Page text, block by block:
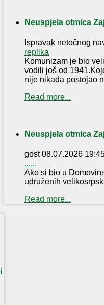
Neuspjela otmica
Ispravak netočnog
replika
Komunizam je bio
vodili još od
nije nikada postojao
Read more...
Neuspjela otmica
gost 08.07.2026
......
Ako si bio u
udruženih
Read more...